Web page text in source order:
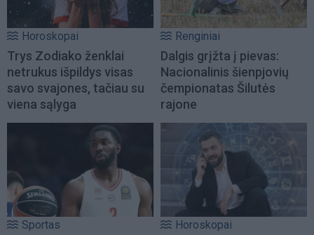
Horoskopai
Trys Zodiako ženklai
netrukus išpildys visas
savo svajones, tačiau su
viena sąlyga
Renginiai
Dalgis grįžta į pievas:
Nacionalinis šienpjovių
čempionatas Šilutės
rajone
Sportas Horoskopai